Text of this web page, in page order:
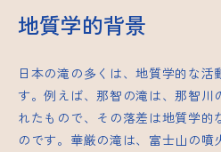
地質学的背景
日本の滝の多くは、地質学的な活
す。例えば、那智の滝は、那智川
れたもので、その落差は地質学的
のです。華厳の滝は、富士山の噴